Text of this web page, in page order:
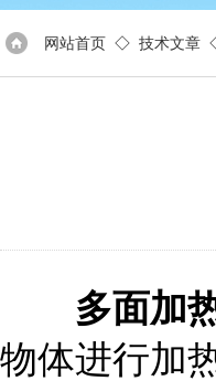
网站首页 ◇ 技术文章
多面加
物体进行加